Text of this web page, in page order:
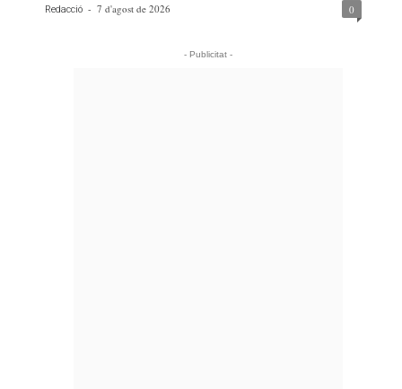
Redacció - 7 d'agost de 2026 0
- Publicitat -